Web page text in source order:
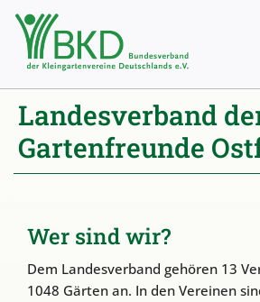
Zum
Inhalt
springen
Landesverband
Gartenfreunde
Wer sind wir?
Dem Landesverband gehören 13
1048 Gärten an. In den Vereinen